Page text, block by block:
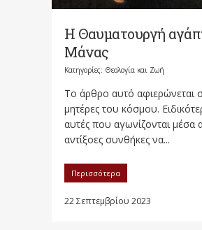
Η Θαυματουργή
Μάνας
Κατηγορίες: Θεολογία και Ζωή
Το άρθρο αυτό αφιερώνεται
μητέρες του κόσμου.
αυτές που αγωνίζονται μέσα
αντίξοες συνθήκες να...
Περισσότερα
22 Σεπτεμβρίου 2023